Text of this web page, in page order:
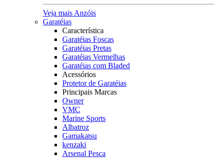
Veja mais Anzóis
Garatéias
Característica
Garatéias Foscas
Garatéias Pretas
Garatéias Vermelhas
Garatéias com Bladed
Acessórios
Protetor de Garatéias
Principais Marcas
Owner
VMC
Marine Sports
Albatroz
Gamakatsu
kenzaki
Arsenal Pesca